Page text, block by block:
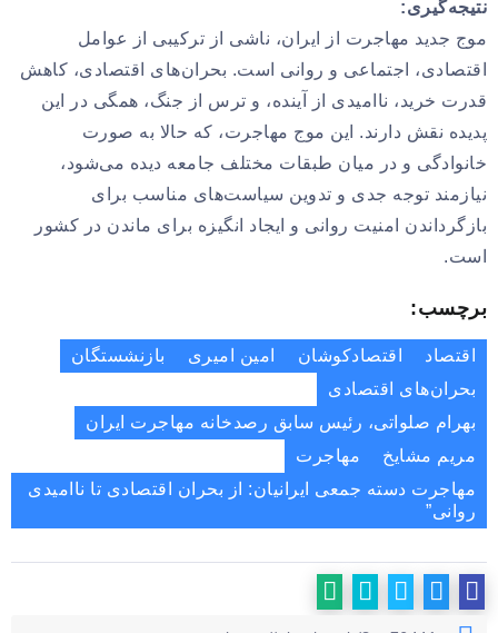
نتیجه‌گیری:
موج جدید مهاجرت از ایران، ناشی از ترکیبی از عوامل
اقتصادی، اجتماعی و روانی است. بحران‌های اقتصادی، کاهش
قدرت خرید، ناامیدی از آینده، و ترس از جنگ، همگی در این
پدیده نقش دارند. این موج مهاجرت، که حالا به صورت
خانوادگی و در میان طبقات مختلف جامعه دیده می‌شود،
نیازمند توجه جدی و تدوین سیاست‌های مناسب برای
بازگرداندن امنیت روانی و ایجاد انگیزه برای ماندن در کشور
است.
برچسب:
اقتصاد اقتصادکوشان امین امیری
بازنشستگان
بحران‌های اقتصادی
بهرام صلواتی، رئیس سابق رصدخانه مهاجرت ایران
مریم مشایخ
مهاجرت
مهاجرت دسته جمعی ایرانیان: از بحران اقتصادی تا ناامیدی
روانی”